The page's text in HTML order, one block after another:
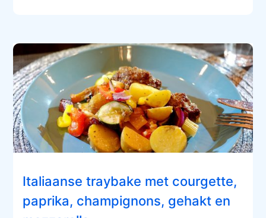
Italiaanse traybake met courgette,
paprika, champignons, gehakt en